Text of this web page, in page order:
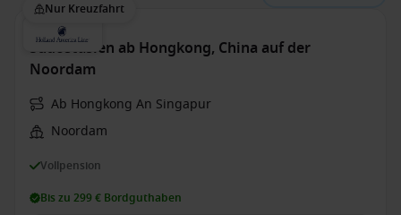
Nur Kreuzfahrt
Südostasien ab Hongkong, China auf der
Noordam
Ab Hongkong An Singapur
Noordam
Vollpension
Bis zu 299 € Bordguthaben